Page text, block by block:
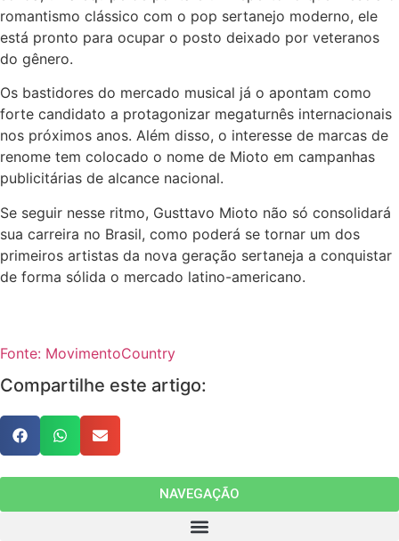
romantismo clássico com o pop sertanejo moderno, ele
está pronto para ocupar o posto deixado por veteranos
do gênero.
Os bastidores do mercado musical já o apontam como
forte candidato a protagonizar megaturnês internacionais
nos próximos anos. Além disso, o interesse de marcas de
renome tem colocado o nome de Mioto em campanhas
publicitárias de alcance nacional.
Se seguir nesse ritmo, Gusttavo Mioto não só consolidará
sua carreira no Brasil, como poderá se tornar um dos
primeiros artistas da nova geração sertaneja a conquistar
de forma sólida o mercado latino-americano.
Fonte: MovimentoCountry
Compartilhe este artigo:
NAVEGAÇÃO